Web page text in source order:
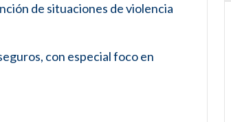
de situaciones de violencia
con especial foco en